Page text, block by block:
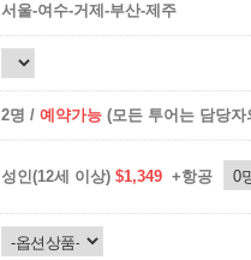
서울-여수-거제-부산-제주
2명 / 예약가능 (모든 투어는 담당
성인(12세 이상) $1,349 +항공